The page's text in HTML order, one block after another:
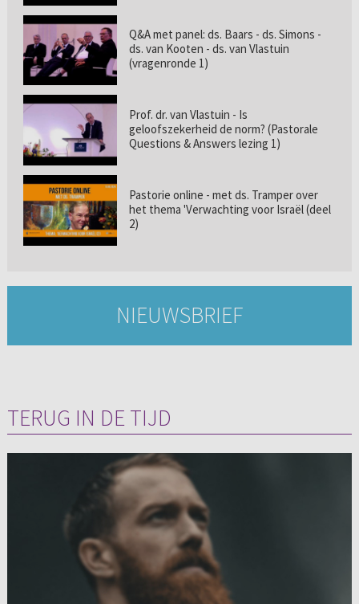
Q&A met panel: ds. Baars - ds. Simons -
ds. van Kooten - ds. van Vlastuin
(vragenronde 1)
Prof. dr. van Vlastuin - Is
geloofszekerheid de norm? (Pastorale
Questions & Answers lezing 1)
Pastorie online - met ds. Tramper over
het thema 'Verwachting voor Israël (deel
2)
NIEUWSBRIEF
TERUG IN DE TIJD